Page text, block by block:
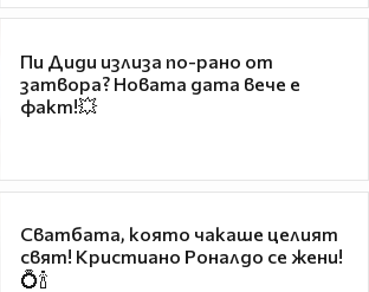
Пи Диди излиза по-рано от
затвора? Новата дата вече е
факт!💥
Сватбата, която чакаше целият
свят! Кристиано Роналдо се жени!
💍🍾